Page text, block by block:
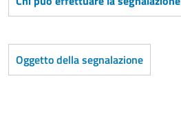
Oggetto della segnalazione